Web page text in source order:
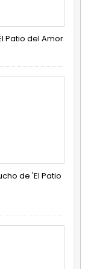
Patio del Amor
de 'El Patio